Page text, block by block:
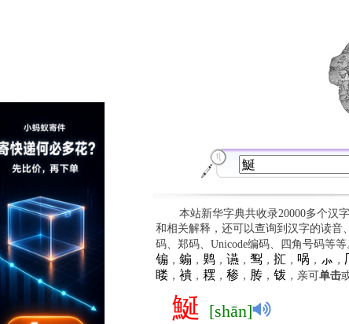
本站新华字典共收录20000多个汉
和相关解释，还可以查询到汉字的读音
码、郑码、Unicode编码、四角号码等
䦂 ， 䥇 ， 䴗， 䜩， 䴕， 㧟 ， 㖞 ， ⺗ ， 𠂆
䁖， 䙡， 䎬 ， 䅟， 䏝， 䥽，亲可单击
鯅 [shān]